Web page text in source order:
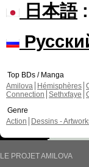
日本語:
Top BDs / Manga
Amilova
Hémisphères
Connection Sethxfaye
Genre
Action
Dessins -
LE PROJET AMILOVA